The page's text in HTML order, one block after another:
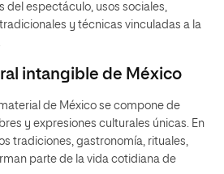
del espectáculo, usos sociales,
y técnicas vinculadas a la
intangible de México
de México se compone de
y expresiones culturales únicas. En
tradiciones, gastronomía, rituales,
parte de la vida cotidiana de